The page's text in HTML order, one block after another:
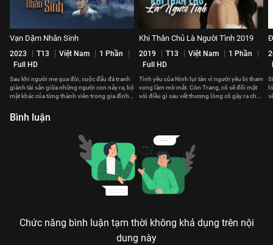
Vạn Dặm Nhân Sinh
2023 T13 Việt Nam
1 Phần
Full HD
Sau khi người mẹ qua đời, cuộc đấu đá tranh
giành tài sản giữa những người con nảy ra, bộ
mặt khác của từng thành viên trong gia đình
Khi Thân Chủ Là Người Tình 2019
2019 T13 Việt Nam
1 Phần
Full HD
Tình yêu của Ninh lụi tàn vì người yêu bị tham
vọng làm mờ mắt. Còn Trang, cô sẽ đối mặt
với điều gì sau vết thương lòng cô gây ra cho
Bình luận
Chức năng bình luận tạm thời không khả dụng trên nội
dung này